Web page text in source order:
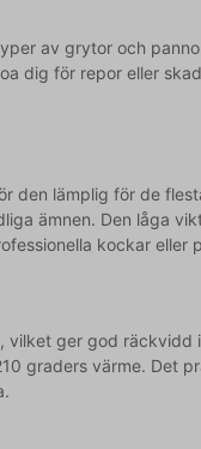
av grytor och
dig för repor eller
den lämplig för de
ämnen. Den låga
kockar eller
vilket ger god
graders värme. Det